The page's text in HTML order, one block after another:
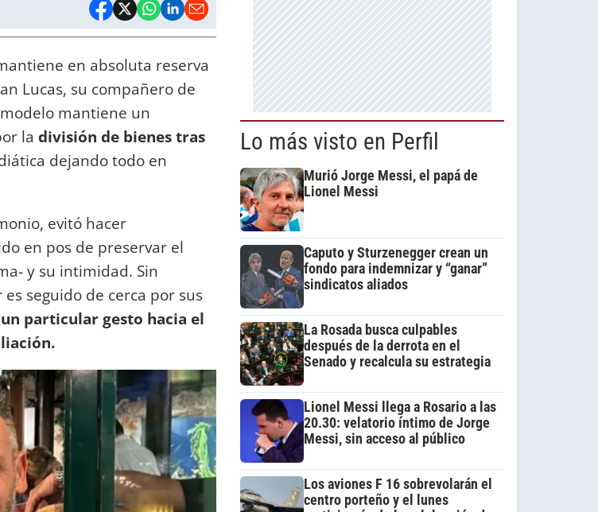
en absoluta reserva
Lucas, su compañero de
mantiene un
la división de bienes tras
dejando todo en
evitó hacer
en pos de preservar el
y su intimidad. Sin
seguido de cerca por sus
particular gesto hacia el
Lo más visto en Perfil
Murió Jorge Messi, el papá de
Lionel Messi
Caputo y Sturzenegger crean un
fondo para indemnizar y “ganar”
sindicatos aliados
La Rosada busca culpables
después de la derrota en el
Senado y recalcula su estrategia
Lionel Messi llega a Rosario a las
20.30: velatorio íntimo de Jorge
Messi, sin acceso al público
Los aviones F 16 sobrevolarán el
centro porteño y el lunes